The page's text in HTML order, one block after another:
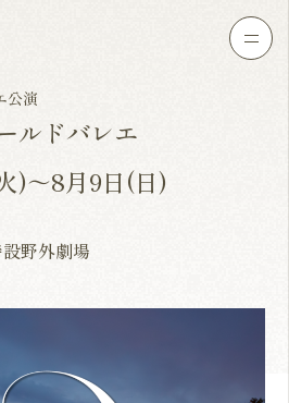
公演
ルドバレエ
)～8月9日(日)
野外劇場